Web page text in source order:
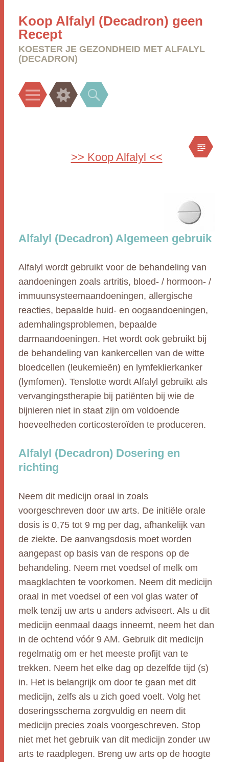
Koop Alfalyl (Decadron) geen
Recept
KOESTER JE GEZONDHEID MET ALFALYL
(DECADRON)
Menu Widgets Search
>> Koop Alfalyl <<
Alfalyl (Decadron) Algemeen gebruik
Alfalyl wordt gebruikt voor de behandeling van
aandoeningen zoals artritis, bloed- / hormoon- /
immuunsysteemaandoeningen, allergische
reacties, bepaalde huid- en oogaandoeningen,
ademhalingsproblemen, bepaalde
darmaandoeningen. Het wordt ook gebruikt bij
de behandeling van kankercellen van de witte
bloedcellen (leukemieën) en lymfeklierkanker
(lymfomen). Tenslotte wordt Alfalyl gebruikt als
vervangingstherapie bij patiënten bij wie de
bijnieren niet in staat zijn om voldoende
hoeveelheden corticosteroïden te produceren.
Alfalyl (Decadron) Dosering en
richting
Neem dit medicijn oraal in zoals
voorgeschreven door uw arts. De initiële orale
dosis is 0,75 tot 9 mg per dag, afhankelijk van
de ziekte. De aanvangsdosis moet worden
aangepast op basis van de respons op de
behandeling. Neem met voedsel of melk om
maagklachten te voorkomen. Neem dit medicijn
oraal in met voedsel of een vol glas water of
melk tenzij uw arts u anders adviseert. Als u dit
medicijn eenmaal daags inneemt, neem het dan
in de ochtend vóór 9 AM. Gebruik dit medicijn
regelmatig om er het meeste profijt van te
trekken. Neem het elke dag op dezelfde tijd (s)
in. Het is belangrijk om door te gaan met dit
medicijn, zelfs als u zich goed voelt. Volg het
doseringsschema zorgvuldig en neem dit
medicijn precies zoals voorgeschreven. Stop
niet met het gebruik van dit medicijn zonder uw
arts te raadplegen. Breng uw arts op de hoogte